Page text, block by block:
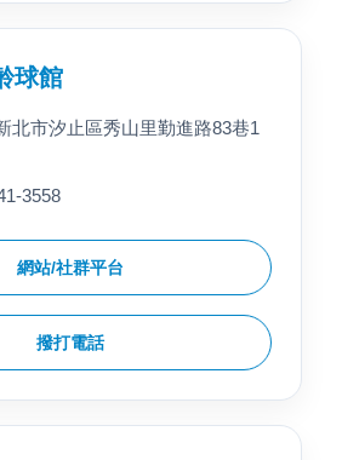
球館
北市汐止區秀山里勤進路83巷1
3558
網站/社群平台
撥打電話